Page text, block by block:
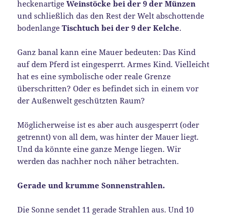
heckenartigeWeinstöcke bei der 9 der Münzen
und schließlich das den Rest der Welt abschottende
bodenlangeTischtuch bei der 9 der Kelche.
Ganz banal kann eine Mauer bedeuten: Das Kind
auf dem Pferd ist eingesperrt. Armes Kind. Vielleicht
hat es eine symbolische oder reale Grenze
überschritten? Oder es befindet sich in einem vor
der Außenwelt geschützten Raum?
Möglicherweise ist es aber auch ausgesperrt (oder
getrennt) von all dem, was hinter der Mauer liegt.
Und da könnte eine ganze Menge liegen. Wir
werden das nachher noch näher betrachten.
Gerade und krumme Sonnenstrahlen.
Die Sonne sendet 11 gerade Strahlen aus. Und 10